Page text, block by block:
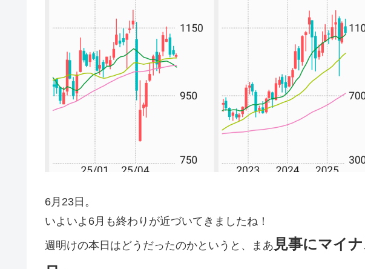
6月23日。
いよいよ6月も終わりが近づいてきましたね！
週明けの本日はどうだったのかというと、まあ 見事にマイ